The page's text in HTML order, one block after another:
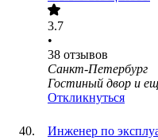
3.7
•
38 отзывов
Санкт-Петербург
Гостиный двор и
Откликнуться
Инженер по